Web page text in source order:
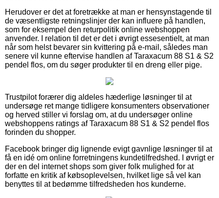
Herudover er det at foretrække at man er hensynstagende til
de væsentligste retningslinjer der kan influere på handlen,
som for eksempel den returpolitik online webshoppen
anvender. I relation til det er det i øvrigt essesentielt, at man
når som helst bevarer sin kvittering på e-mail, således man
senere vil kunne eftervise handlen af Taraxacum 88 S1 & S2
pendel flos, om du søger produkter til en dreng eller pige.
Trustpilot forærer dig aldeles hæderlige løsninger til at
undersøge ret mange tidligere konsumenters observationer
og herved stiller vi forslag om, at du undersøger online
webshoppens ratings af Taraxacum 88 S1 & S2 pendel flos
forinden du shopper.
Facebook bringer dig lignende evigt gavnlige løsninger til at
få en idé om online forretningens kundetilfredshed. I øvrigt er
der en del internet shops som giver folk mulighed for at
forfatte en kritik af købsoplevelsen, hvilket lige så vel kan
benyttes til at bedømme tilfredsheden hos kunderne.